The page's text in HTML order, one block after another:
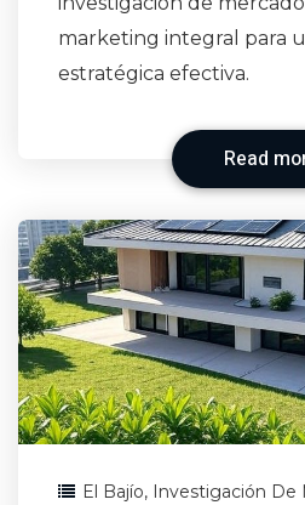
marketing integral para
estratégica efectiva.
Read
El Bajío, Investigación De